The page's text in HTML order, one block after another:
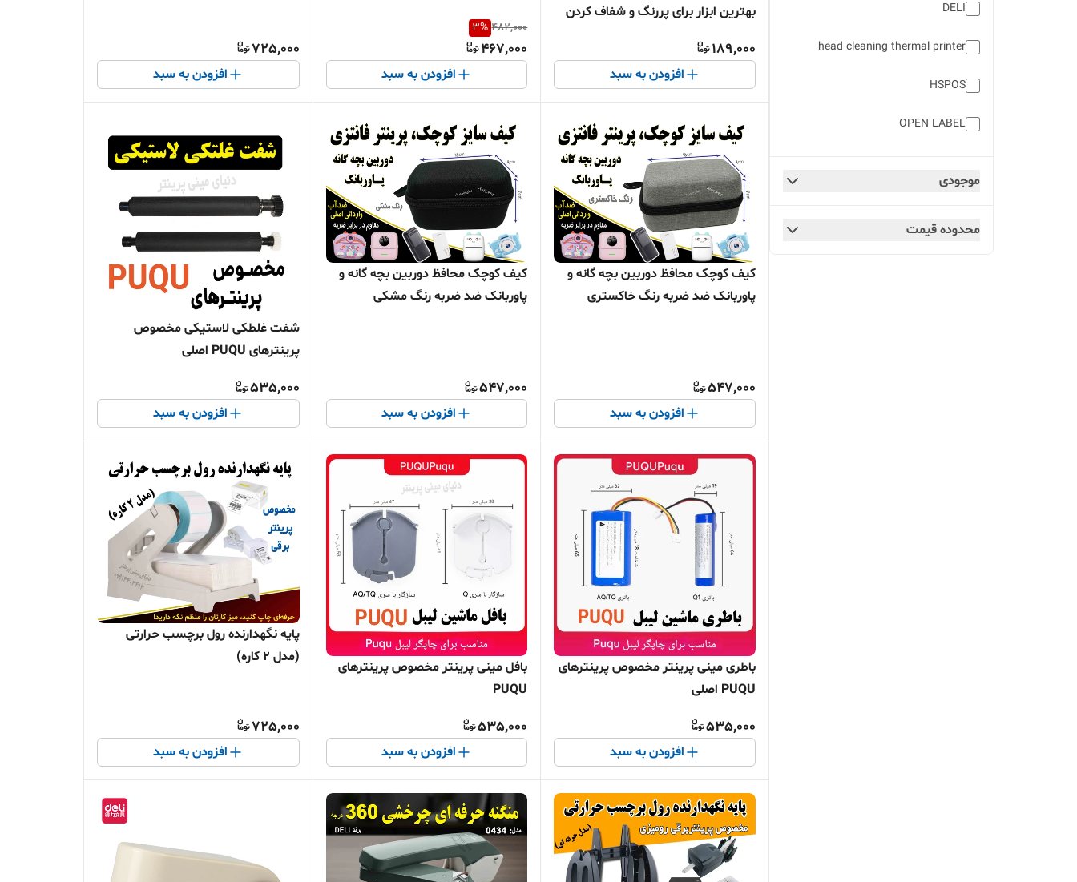
DELI
head cleaning thermal printer
HSPOS
OPEN LABEL
موجودی
محدوده قیمت
بهترین ابزار برای پررنگ و شفاف کردن
189,000
افزودن به سبد
482,000
3%
467,000
افزودن به سبد
725,000
افزودن به سبد
کیف کوچک محافظ دوربین بچه گانه و
پاوربانک ضد ضربه رنگ خاکستری
547,000
افزودن به سبد
کیف کوچک محافظ دوربین بچه گانه و
پاوربانک ضد ضربه رنگ مشکی
547,000
افزودن به سبد
شفت غلطکی لاستیکی مخصوص
پرینترهای PUQU اصلی
535,000
افزودن به سبد
باطری مینی پرینتر مخصوص پرینترهای
PUQU اصلی
535,000
افزودن به سبد
بافل مینی پرینتر مخصوص پرینترهای
PUQU
535,000
افزودن به سبد
پایه نگهدارنده رول برچسب حرارتی
(مدل 2 کاره)
725,000
افزودن به سبد